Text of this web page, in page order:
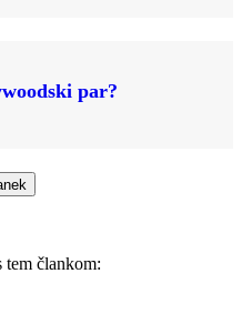
par?
tem člankom: